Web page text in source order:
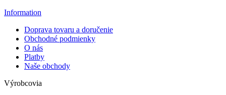
Information
Doprava tovaru a doručenie
Obchodné podmienky
O nás
Platby
Naše obchody
Výrobcovia